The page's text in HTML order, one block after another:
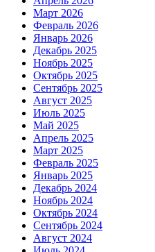
Март 2026
Февраль 2026
Январь 2026
Декабрь 2025
Ноябрь 2025
Октябрь 2025
Сентябрь 2025
Август 2025
Июль 2025
Май 2025
Апрель 2025
Март 2025
Февраль 2025
Январь 2025
Декабрь 2024
Ноябрь 2024
Октябрь 2024
Сентябрь 2024
Август 2024